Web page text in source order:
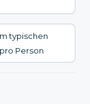
typischen
Person